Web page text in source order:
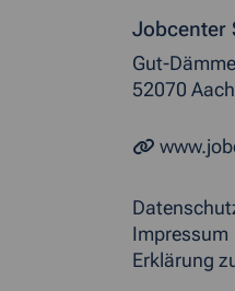
Jobcenter
Gut-
52070
Impressum
Erklärung